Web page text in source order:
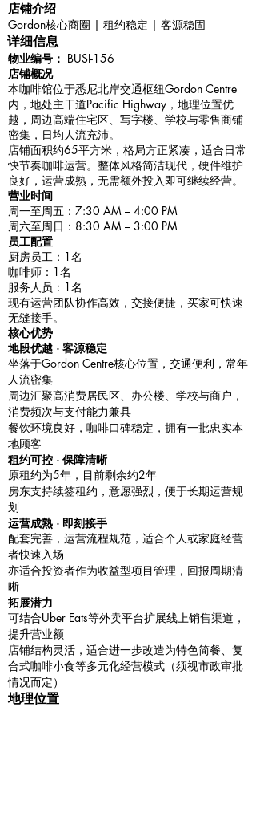
​店铺介绍
Gordon核心商圈 | 租约稳定 | 客源稳固
详细信息
物业编号： BUSI-156
店铺概况
本咖啡馆位于悉尼北岸交通枢纽Gordon Centre
内，地处主干道Pacific Highway，地理位置优
越，周边高端住宅区、写字楼、学校与零售商铺
密集，日均人流充沛。
店铺面积约65平方米，格局方正紧凑，适合日常
快节奏咖啡运营。整体风格简洁现代，硬件维护
良好，运营成熟，无需额外投入即可继续经营。
营业时间
周一至周五：7:30 AM – 4:00 PM
周六至周日：8:30 AM – 3:00 PM
员工配置
厨房员工：1名
咖啡师：1名
服务人员：1名
现有运营团队协作高效，交接便捷，买家可快速
无缝接手。
核心优势
地段优越 · 客源稳定
坐落于Gordon Centre核心位置，交通便利，常年
人流密集
周边汇聚高消费居民区、办公楼、学校与商户，
消费频次与支付能力兼具
餐饮环境良好，咖啡口碑稳定，拥有一批忠实本
地顾客
租约可控 · 保障清晰
原租约为5年，目前剩余约2年
房东支持续签租约，意愿强烈，便于长期运营规
划
运营成熟 · 即刻接手
配套完善，运营流程规范，适合个人或家庭经营
者快速入场
亦适合投资者作为收益型项目管理，回报周期清
晰
拓展潜力
可结合Uber Eats等外卖平台扩展线上销售渠道，
提升营业额
店铺结构灵活，适合进一步改造为特色简餐、复
合式咖啡小食等多元化经营模式（须视市政审批
情况而定）
地理位置